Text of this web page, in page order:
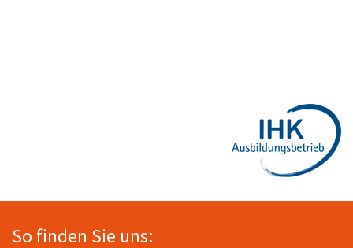
So finden Sie uns: